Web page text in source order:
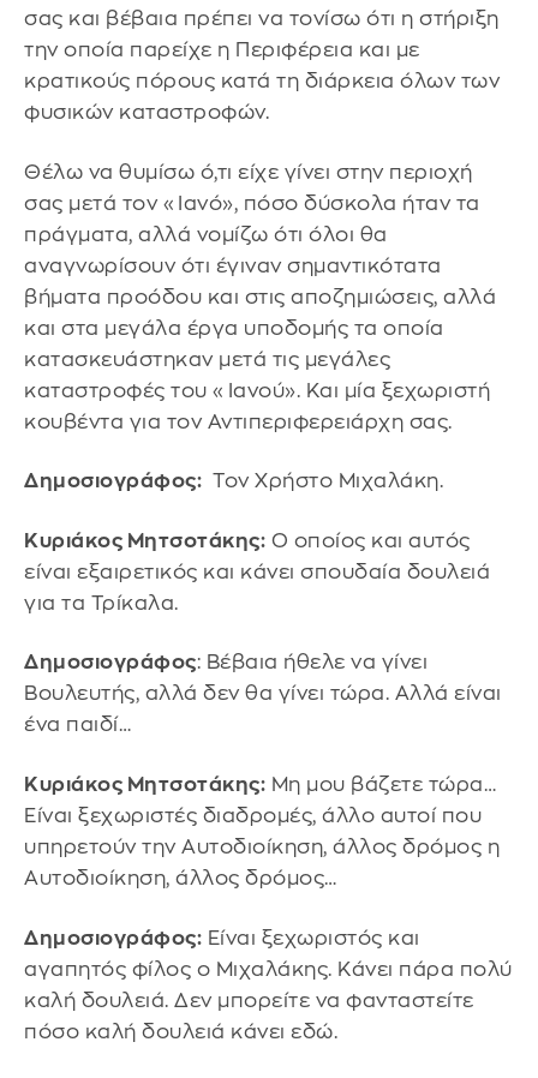
σας και βέβαια πρέπει να τονίσω ότι η στήριξη
την οποία παρείχε η Περιφέρεια και με
κρατικούς πόρους κατά τη διάρκεια όλων των
φυσικών καταστροφών.
Θέλω να θυμίσω ό,τι είχε γίνει στην περιοχή
σας μετά τον «Ιανό», πόσο δύσκολα ήταν τα
πράγματα, αλλά νομίζω ότι όλοι θα
αναγνωρίσουν ότι έγιναν σημαντικότατα
βήματα προόδου και στις αποζημιώσεις, αλλά
και στα μεγάλα έργα υποδομής τα οποία
κατασκευάστηκαν μετά τις μεγάλες
καταστροφές του «Ιανού». Και μία ξεχωριστή
κουβέντα για τον Αντιπεριφερειάρχη σας.
Δημοσιογράφος: Τον Χρήστο Μιχαλάκη.
Κυριάκος Μητσοτάκης: Ο οποίος και αυτός
είναι εξαιρετικός και κάνει σπουδαία δουλειά
για τα Τρίκαλα.
Δημοσιογράφος: Βέβαια ήθελε να γίνει
Βουλευτής, αλλά δεν θα γίνει τώρα. Αλλά είναι
ένα παιδί…
Κυριάκος Μητσοτάκης: Μη μου βάζετε τώρα…
Είναι ξεχωριστές διαδρομές, άλλο αυτοί που
υπηρετούν την Αυτοδιοίκηση, άλλος δρόμος η
Αυτοδιοίκηση, άλλος δρόμος…
Δημοσιογράφος: Είναι ξεχωριστός και
αγαπητός φίλος ο Μιχαλάκης. Κάνει πάρα πολύ
καλή δουλειά. Δεν μπορείτε να φανταστείτε
πόσο καλή δουλειά κάνει εδώ.